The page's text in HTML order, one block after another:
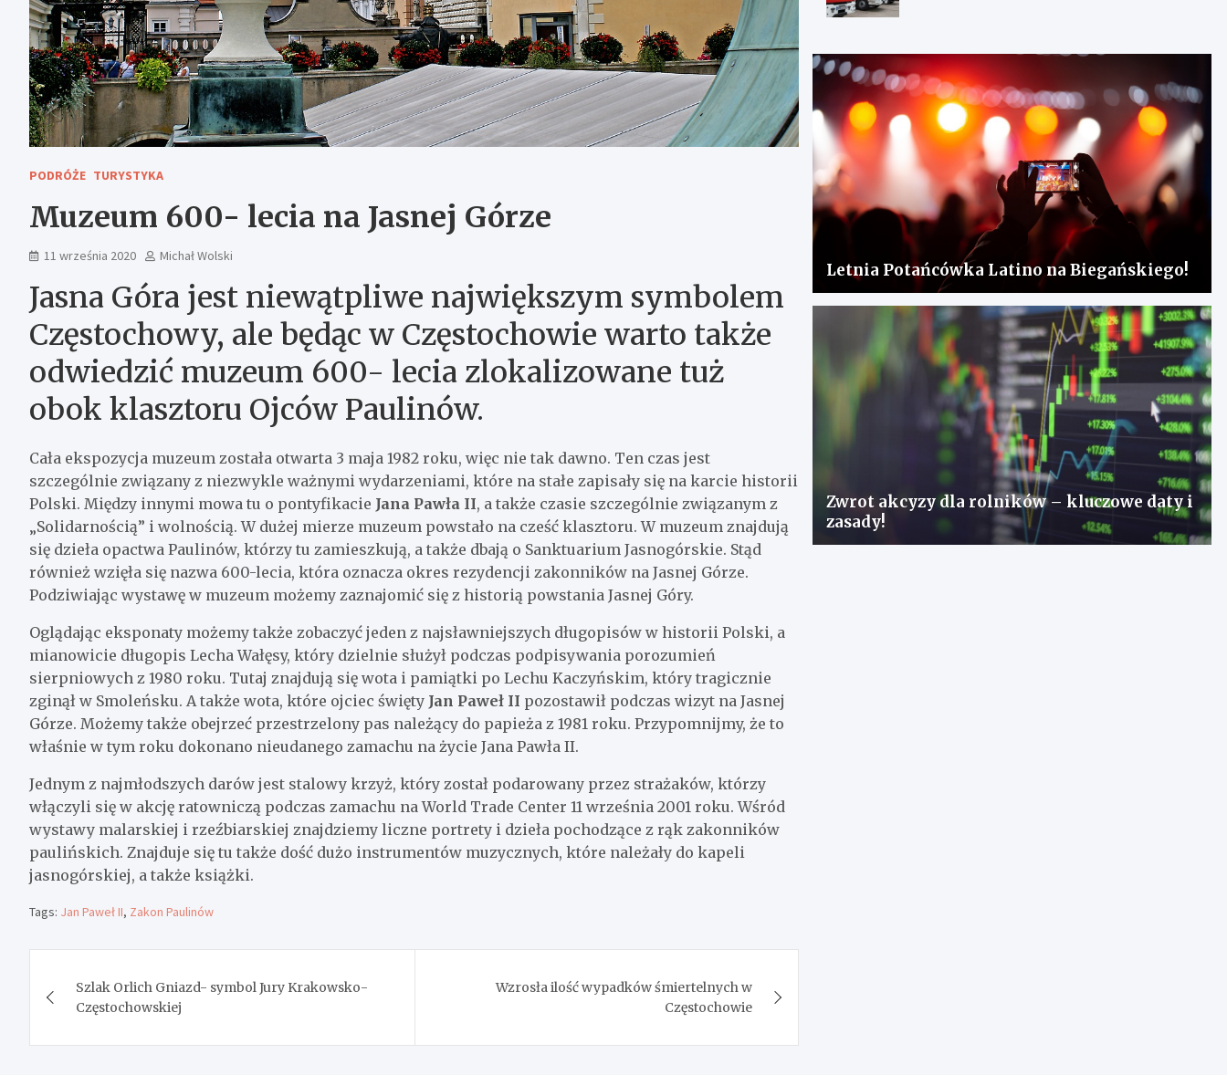
PODRÓŻE TURYSTYKA
Muzeum 600- lecia na Jasnej Górze
11 września 2020 Michał Wolski
Jasna Góra jest niewątpliwe największym symbolem
Częstochowy, ale będąc w Częstochowie warto także
odwiedzić muzeum 600- lecia zlokalizowane tuż
obok klasztoru Ojców Paulinów.
Cała ekspozycja muzeum została otwarta 3 maja 1982 roku, więc nie tak dawno. Ten czas jest
szczególnie związany z niezwykle ważnymi wydarzeniami, które na stałe zapisały się na karcie historii
Polski. Między innymi mowa tu o pontyfikacie Jana Pawła II, a także czasie szczególnie związanym z
„Solidarnością” i wolnością. W dużej mierze muzeum powstało na cześć klasztoru. W muzeum znajdują
się dzieła opactwa Paulinów, którzy tu zamieszkują, a także dbają o Sanktuarium Jasnogórskie. Stąd
również wzięła się nazwa 600-lecia, która oznacza okres rezydencji zakonników na Jasnej Górze.
Podziwiając wystawę w muzeum możemy zaznajomić się z historią powstania Jasnej Góry.
Oglądając eksponaty możemy także zobaczyć jeden z najsławniejszych długopisów w historii Polski, a
mianowicie długopis Lecha Wałęsy, który dzielnie służył podczas podpisywania porozumień
sierpniowych z 1980 roku. Tutaj znajdują się wota i pamiątki po Lechu Kaczyńskim, który tragicznie
zginął w Smoleńsku. A także wota, które ojciec święty Jan Paweł II pozostawił podczas wizyt na Jasnej
Górze. Możemy także obejrzeć przestrzelony pas należący do papieża z 1981 roku. Przypomnijmy, że to
właśnie w tym roku dokonano nieudanego zamachu na życie Jana Pawła II.
Jednym z najmłodszych darów jest stalowy krzyż, który został podarowany przez strażaków, którzy
włączyli się w akcję ratowniczą podczas zamachu na World Trade Center 11 września 2001 roku. Wśród
wystawy malarskiej i rzeźbiarskiej znajdziemy liczne portrety i dzieła pochodzące z rąk zakonników
paulińskich. Znajduje się tu także dość dużo instrumentów muzycznych, które należały do kapeli
jasnogórskiej, a także książki.
Tags: Jan Paweł II, Zakon Paulinów
wpisu
Szlak Orlich Gniazd- symbol Jury Krakowsko-
Częstochowskiej
Wzrosła ilość wypadków śmiertelnych w
Częstochowie
Letnia Potańcówka Latino na Biegańskiego!
Zwrot akcyzy dla rolników – kluczowe daty i
zasady!